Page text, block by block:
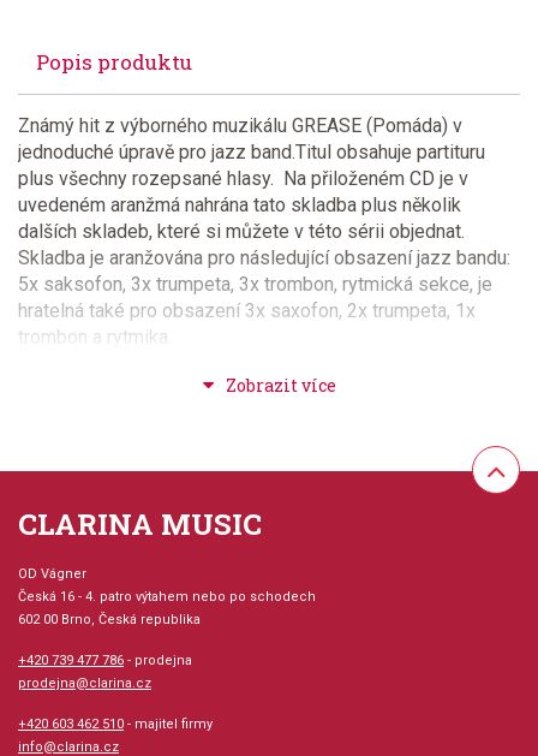
Popis produktu
Známý hit z výborného muzikálu GREASE (Pomáda) v
jednoduché úpravě pro jazz band.Titul obsahuje partituru
plus všechny rozepsané hlasy. Na přiloženém CD je v
uvedeném aranžmá nahrána tato skladba plus několik
dalších skladeb, které si můžete v této sérii objednat.
Skladba je aranžována pro následující obsazení jazz bandu:
5x saksofon, 3x trumpeta, 3x trombon, rytmická sekce, je
hratelná také pro obsazení 3x saxofon, 2x trumpeta, 1x
trombon a rytmika.
Aranžér: Berry, John
Jazyk: anglicky
blues + ragtime + swing
Velikost (rozměr): 23 x 30 cm
CLARINA MUSIC
OD Vágner
Česká 16 - 4. patro výtahem nebo po schodech
602 00 Brno, Česká republika
+420 739 477 786 - prodejna
prodejna@clarina.cz
+420 603 462 510 - majitel firmy
info@clarina.cz